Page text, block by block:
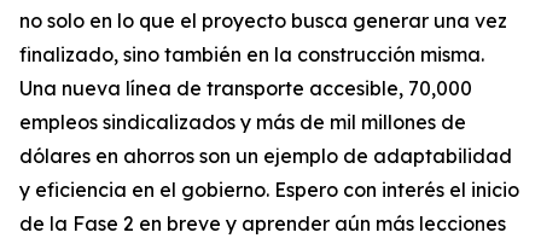
no solo en lo que el proyecto busca generar una vez
finalizado, sino también en la construcción misma.
Una nueva línea de transporte accesible, 70,000
empleos sindicalizados y más de mil millones de
dólares en ahorros son un ejemplo de adaptabilidad
y eficiencia en el gobierno. Espero con interés el inicio
de la Fase 2 en breve y aprender aún más lecciones